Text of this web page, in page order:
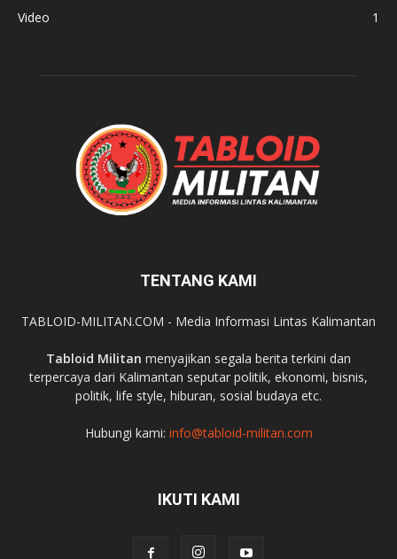
Video
1
TENTANG KAMI
TABLOID-MILITAN.COM - Media Informasi Lintas Kalimantan
Tabloid Militan menyajikan segala berita terkini dan
terpercaya dari Kalimantan seputar politik, ekonomi, bisnis,
politik, life style, hiburan, sosial budaya etc.
Hubungi kami: info@tabloid-militan.com
IKUTI KAMI